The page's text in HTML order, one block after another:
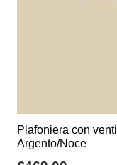
Plafoniera con
Argento/Noce